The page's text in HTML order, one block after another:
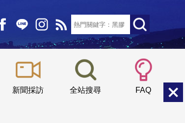
新聞採訪 全站搜尋 FAQ
小 中